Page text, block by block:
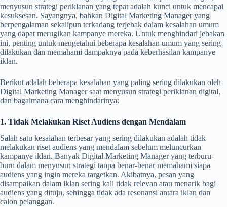
menyusun strategi periklanan yang tepat adalah kunci untuk mencapai
kesuksesan. Sayangnya, bahkan Digital Marketing Manager yang
berpengalaman sekalipun terkadang terjebak dalam kesalahan umum
yang dapat merugikan kampanye mereka. Untuk menghindari jebakan
ini, penting untuk mengetahui beberapa kesalahan umum yang sering
dilakukan dan memahami dampaknya pada keberhasilan kampanye
iklan.
Berikut adalah beberapa kesalahan yang paling sering dilakukan oleh
Digital Marketing Manager saat menyusun strategi periklanan digital,
dan bagaimana cara menghindarinya:
1. Tidak Melakukan Riset Audiens dengan Mendalam
Salah satu kesalahan terbesar yang sering dilakukan adalah tidak
melakukan riset audiens yang mendalam sebelum meluncurkan
kampanye iklan. Banyak Digital Marketing Manager yang terburu-
buru dalam menyusun strategi tanpa benar-benar memahami siapa
audiens yang ingin mereka targetkan. Akibatnya, pesan yang
disampaikan dalam iklan sering kali tidak relevan atau menarik bagi
audiens yang dituju, sehingga tidak ada resonansi antara iklan dan
calon pelanggan.